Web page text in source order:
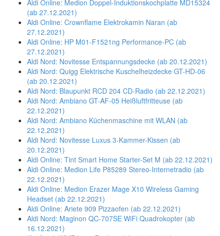
Aldi Online: Medion Doppel-Induktionskochplatte MD15324
(ab 27.12.2021)
Aldi Online: Crownflame Elektrokamin Naran (ab
27.12.2021)
Aldi Online: HP M01-F1521ng Performance-PC (ab
27.12.2021)
Aldi Nord: Novitesse Entspannungsdecke (ab 20.12.2021)
Aldi Nord: Quigg Elektrische Kuschelheizdecke GT-HD-06
(ab 20.12.2021)
Aldi Nord: Blaupunkt RCD 204 CD-Radio (ab 22.12.2021)
Aldi Nord: Ambiano GT-AF-05 Heißluftfritteuse (ab
22.12.2021)
Aldi Nord: Ambiano Küchenmaschine mit WLAN (ab
22.12.2021)
Aldi Nord: Novitesse Luxus 3-Kammer-Kissen (ab
20.12.2021)
Aldi Online: Tint Smart Home Starter-Set M (ab 22.12.2021)
Aldi Online: Medion Life P85289 Stereo-Internetradio (ab
22.12.2021)
Aldi Online: Medion Erazer Mage X10 Wireless Gaming
Headset (ab 22.12.2021)
Aldi Online: Ariete 909 Pizzaofen (ab 22.12.2021)
Aldi Nord: Maginon QC-707SE WiFi Quadrokopter (ab
16.12.2021)